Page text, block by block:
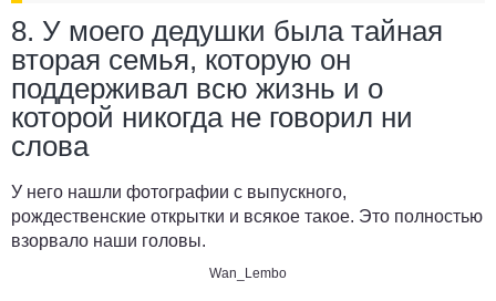
8. У моего дедушки была тайная
вторая семья, которую он
поддерживал всю жизнь и о
которой никогда не говорил ни
слова
У него нашли фотографии с выпускного,
рождественские открытки и всякое такое. Это полностью
взорвало наши головы.
Wan_Lembo